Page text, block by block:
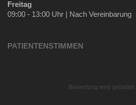
Freitag
09:00 - 13:00 Uhr | Nach Vereinbarung
PATIENTENSTIMMEN
Bewertung wird geladen...